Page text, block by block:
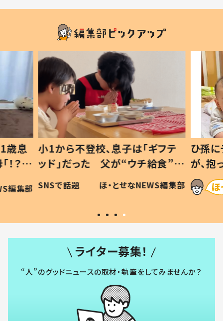
歳息
？」
編集部
小1から不登校、息子は「ギフテ
ッド」だった 父が“ウチ給食”を
作り続ける理由とは #令和の親
#令和の子
SNSで話題 ほ・とせなNEWS編集部
ひ孫
が、
「涙が
い」
ライター募集！
“人”のグッドニュースの取材・執筆をしてみませんか？